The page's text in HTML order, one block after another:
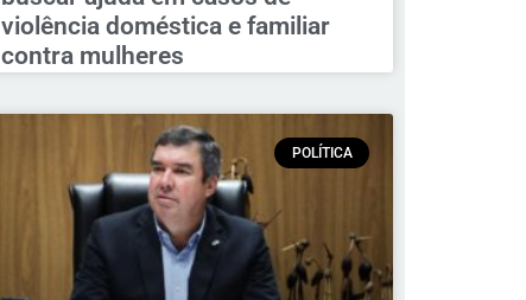
violência doméstica e familiar
contra mulheres
POLÍTICA